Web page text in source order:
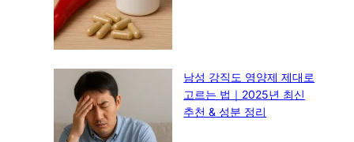
남성 강직도 영양제 제대로
고르는 법｜2025년 최신
추천 & 성분 정리